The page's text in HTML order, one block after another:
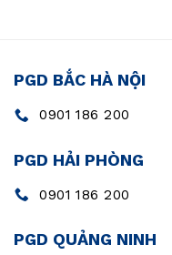
PGD BẮC HÀ NỘI
0901 186 200
PGD HẢI PHÒNG
0901 186 200
PGD QUẢNG NINH